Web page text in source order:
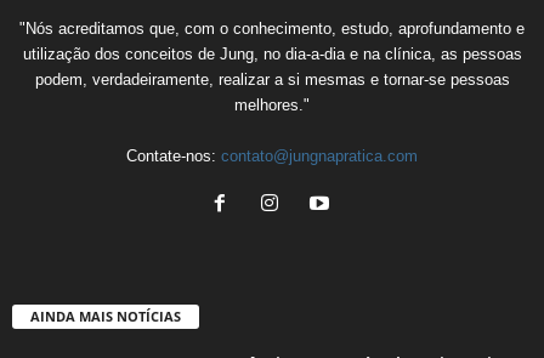
"Nós acreditamos que, com o conhecimento, estudo, aprofundamento e
utilização dos conceitos de Jung, no dia-a-dia e na clínica, as pessoas
podem, verdadeiramente, realizar a si mesmas e tornar-se pessoas
melhores."
Contate-nos: contato@jungnapratica.com
AINDA MAIS NOTÍCIAS